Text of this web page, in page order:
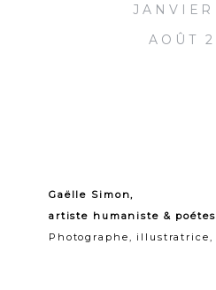
JANVIER
AOÛT
Gaëlle Simon,
artiste humaniste &
Photographe, illustratrice,